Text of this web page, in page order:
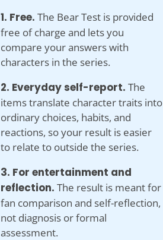
1. Free. The Bear Test is provided
free of charge and lets you
compare your answers with
characters in the series.
2. Everyday self-report. The
items translate character traits into
ordinary choices, habits, and
reactions, so your result is easier
to relate to outside the series.
3. For entertainment and
reflection. The result is meant for
fan comparison and self-reflection,
not diagnosis or formal
assessment.